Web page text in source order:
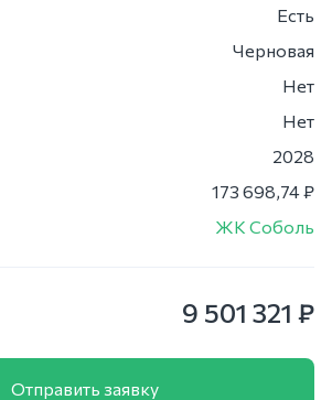
Есть
Черновая
Нет
Нет
2028
173 698,74 ₽
ЖК Соболь
9 501 321 ₽
Отправить заявку